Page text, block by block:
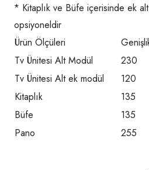
* Kitaplık ve Büfe içerisinde ek
opsiyoneldir
Ürün Ölçüleri
Tv Ünitesi Alt Modül
230
Tv Ünitesi Alt ek modül
120
Kitaplık
135
Büfe
135
Pano
255